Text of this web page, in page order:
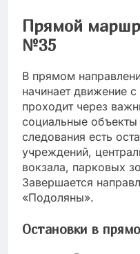
Прямой
№35
В прямом
начинает движение
проходит через
социальные
следования есть
учреждений,
вокзала, парковых
Завершается
«Подоляны».
Остановки в